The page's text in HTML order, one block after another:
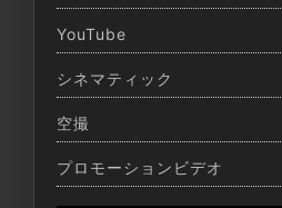
YouTube
シネマティック
空撮
プロモーションビデオ